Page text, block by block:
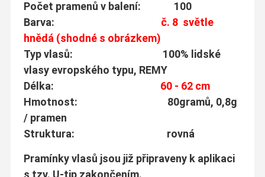
Počet pramenů v balení: 100
Barva: č. 8 světle
hnědá (shodné s obrázkem)
Typ vlasů: 100% lidské
vlasy evropského typu, REMY
Délka:
60 - 62 cm
Hmotnost: 80gramů, 0,8g
/ pramen
Struktura: rovná
Pramínky vlasů jsou již připraveny k aplikaci
s tzv. U-tip zakončením.